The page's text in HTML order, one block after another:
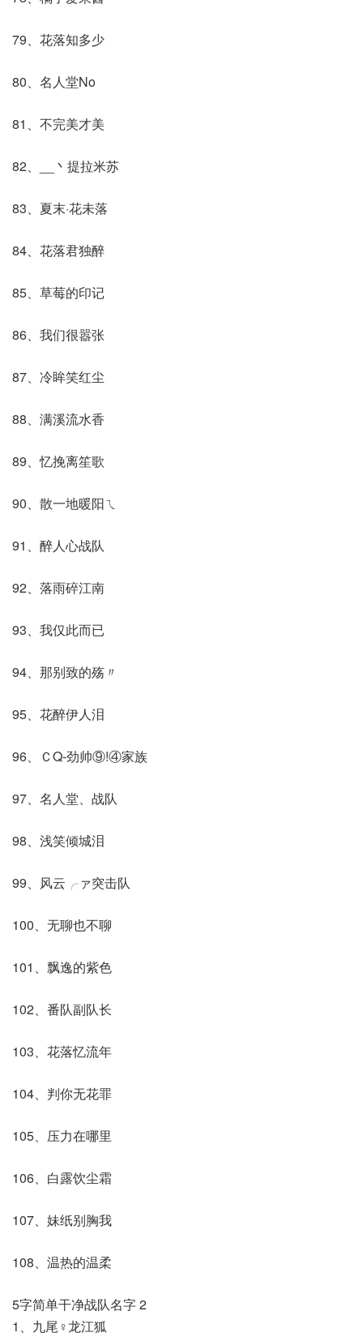
79、花落知多少
80、名人堂No
81、不完美才美
82、__丶提拉米苏
83、夏末·花未落
84、花落君独醉
85、草莓的印记
86、我们很嚣张
87、冷眸笑红尘
88、满溪流水香
89、忆挽离笙歌
90、散一地暖阳ㄟ
91、醉人心战队
92、落雨碎江南
93、我仅此而已
94、那别致的殇〃
95、花醉伊人泪
96、ＣQ-劲帅⑨!④家族
97、名人堂、战队
98、浅笑倾城泪
99、风云╭ァ突击队
100、无聊也不聊
101、飘逸的紫色
102、番队副队长
103、花落忆流年
104、判你无花罪
105、压力在哪里
106、白露饮尘霜
107、妹纸别胸我
108、温热的温柔
5字简单干净战队名字 2
1、九尾♀龙江狐